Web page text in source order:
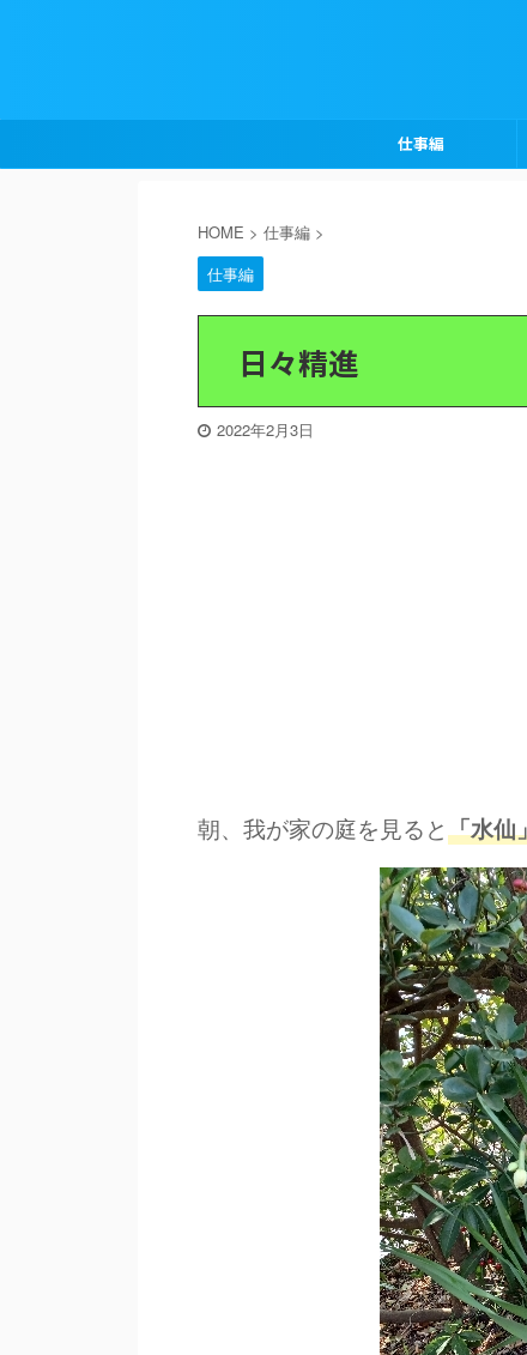
仕事編
HOME > 仕事編 >
仕事編
日々精進
2022年2月3日
朝、我が家の庭を見ると「水仙